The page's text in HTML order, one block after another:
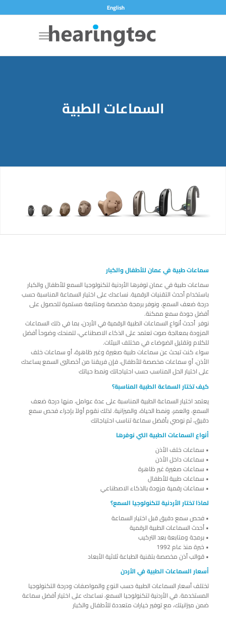
English
السماعات الطبية
سماعات طبية في عمان للأطفال والكبار
سماعات طبية في عمان توفرها الأردنية لتكنولوجيا السمع للأطفال والكبار
باستخدام أحدث التقنيات الرقمية. نساعدك على اختيار السماعة المناسبة حسب
درجة ضعف السمع، ونوفر برمجة مخصصة ومتابعة مستمرة للحصول على
أفضل جودة سمع ممكنة.
نوفر أحدث أنواع السماعات الطبية الرقمية في الأردن، بما في ذلك السماعات
المزودة بمعالجة صوت تعتمد على الذكاء الاصطناعي، لتمنحك وضوحاً أفضل
للكلام وتقليل الضوضاء في مختلف البيئات.
سواء كنت تبحث عن سماعات طبية صغيرة وغير ظاهرة، أو سماعات خلف
الأذن، أو سماعات مخصصة للأطفال، فإن فريقنا من أخصائيي السمع يساعدك
على اختيار الحل المناسب حسب احتياجاتك ونمط حياتك
كيف تختار السماعة الطبية المناسبة؟
يعتمد اختيار السماعة الطبية المناسبة على عدة عوامل، منها درجة ضعف
السمع، والعمر، ونمط الحياة، والميزانية. لذلك نقوم أولاً بإجراء فحص سمع
دقيق، ثم نوصي بأفضل سماعة تناسب احتياجاتك
أنواع السماعات الطبية التي نوفرها
• سماعات خلف الأذن
• سماعات داخل الأذن
• سماعات صغيرة غير ظاهرة
• سماعات طبية للأطفال
• سماعات رقمية مزودة بالذكاء الاصطناعي
لماذا تختار الأردنية لتكنولوجيا السمع؟
• فحص سمع دقيق قبل اختيار السماعة
• أحدث السماعات الطبية الرقمية
• برمجة ومتابعة بعد التركيب
• خبرة منذ عام 1992
• قوالب أذن مخصصة بتقنية الطباعة ثلاثية الأبعاد
أسعار السماعات الطبية في الأردن
تختلف أسعار السماعات الطبية حسب النوع والمواصفات ودرجة التكنولوجيا
المستخدمة. في الأردنية لتكنولوجيا السمع، نساعدك على اختيار أفضل سماعة
ضمن ميزانيتك، مع توفير خيارات متعددة للأطفال والكبار